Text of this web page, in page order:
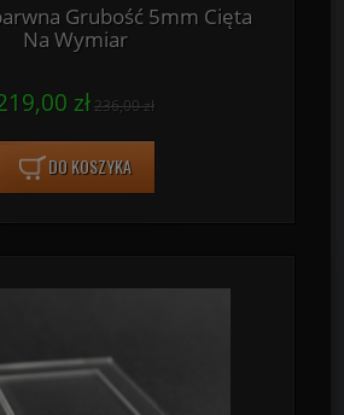
Grubość 5mm Cięta
Na Wymiar
zł236,00 zł
DO KOSZYKA